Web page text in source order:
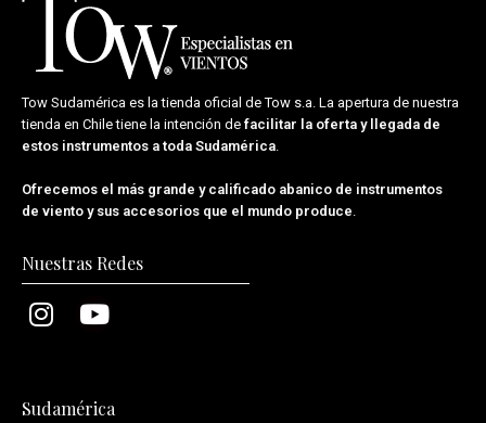
Tow Sudamérica es la tienda oficial deTow s.a. La apertura de nuestra
tienda en Chile tiene la intención de facilitar la oferta y llegada de
estos instrumentos a toda Sudamérica.
Ofrecemos el más grande y calificado abanico de instrumentos
de viento y sus accesorios que el mundo produce.
Nuestras Redes
Sudamérica